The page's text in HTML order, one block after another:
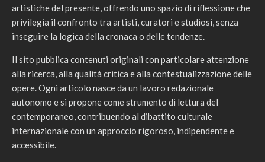
artistiche del presente, offrendo uno spazio di riflessione che
privilegia il confronto tra artisti, curatori e studiosi, senza
inseguire la logica della cronaca o delle tendenze.
Il sito pubblica contenuti originali con particolare attenzione
alla ricerca, alla qualità critica e alla contestualizzazione delle
opere. Ogni articolo nasce da un lavoro redazionale
autonomo e si propone come strumento di lettura del
contemporaneo, contribuendo al dibattito culturale
internazionale con un approccio rigoroso, indipendente e
accessibile.